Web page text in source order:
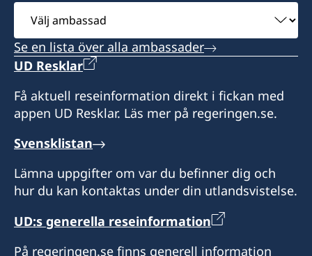
Besökstid:
måndag till fredag,
kl. 10.00 – 13.00, 14.00 – 15.00
Honorärkonsul
Catharine Palmira Oprandi Arnany
Dayu Mita
Honorärkonsul
Monica Mendes Da Silva
Ian Clough
Välj
ambassad
Se en lista över alla ambassader
UD Resklar
Få aktuell reseinformation direkt i fickan med
appen UD Resklar. Läs mer på regeringen.se.
Svensklistan
Lämna uppgifter om var du befinner dig och
hur du kan kontaktas under din utlandsvistelse.
UD:s generella reseinformation
På regeringen.se finns generell information